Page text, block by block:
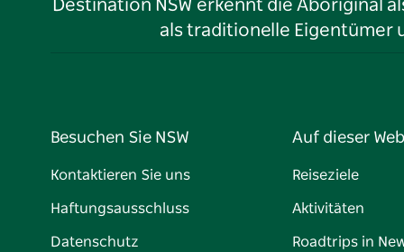
Destination NSW erkennt die Aboriginal
als traditionelle Eigentümer
Besuchen Sie NSW
Kontaktieren Sie uns
Haftungsausschluss
Datenschutz
Auf dieser
Reiseziele
Aktivitäten
Roadtrips in